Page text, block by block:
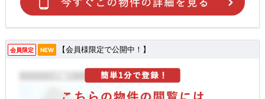
会員限定 NEW 【会員様限定で公開中！】